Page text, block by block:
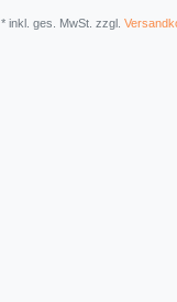
* inkl. ges. MwSt. zzgl.